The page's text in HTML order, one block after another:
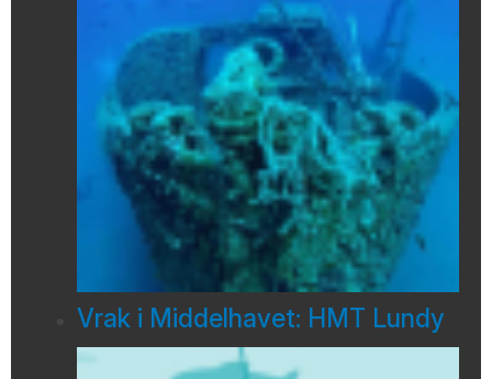
Vrak i Middelhavet: HMT Lundy